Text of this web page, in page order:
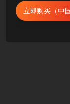
立即购买（中国